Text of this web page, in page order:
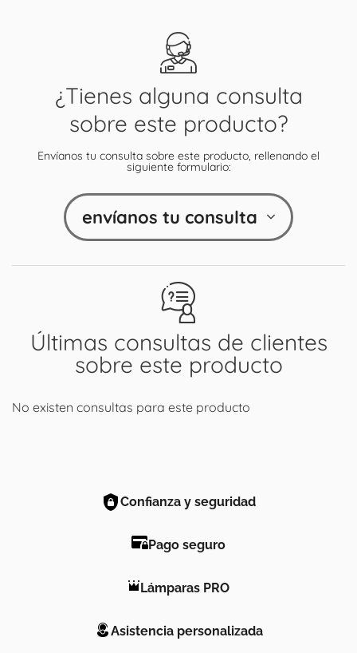
Últimas consultas de clientes
sobre este producto
No existen consultas para este producto
¿Tienes alguna consulta
sobre este producto?
Envíanos tu consulta sobre este producto, rellenando el
siguiente formulario:
envíanos tu consulta
Confianza y seguridad
Pago seguro
Lámparas PRO
Asistencia personalizada